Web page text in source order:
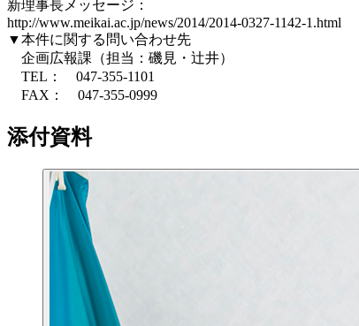
新理事長メッセージ：
http://www.meikai.ac.jp/news/2014/2014-0327-1142-1.html
▼本件に関する問い合わせ先
企画広報課（担当：磯見・辻井）
TEL： 047-355-1101
FAX： 047-355-0999
添付資料